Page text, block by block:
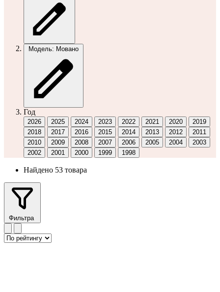
Модель: Мовано
Год
2026 2025 2024 2023 2022 2021 2020
2019
2018
2017 2016 2015 2014 2013 2012
2011
2010
2009 2008 2007 2006 2005 2004
2003
2002
2001 2000 1999 1998
Найдено 53 товара
Фильтра